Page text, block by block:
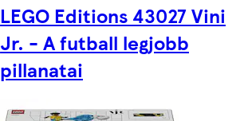
LEGO Editions 43027 Vini
Jr. - A futball legjobb
pillanatai